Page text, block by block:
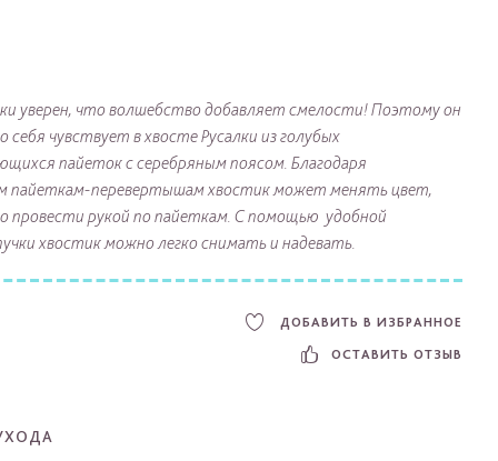
уверен, что волшебство добавляет смелости! Поэтому он
себя чувствует в хвосте Русалки из голубых
пайеток с серебряным поясом. Благодаря
пайеткам-перевертышам хвостик может менять цвет,
провести рукой по пайеткам. С помощью удобной
хвостик можно легко снимать и надевать.
ДОБАВИТЬ В ИЗБРАННОЕ
ОСТАВИТЬ ОТЗЫВ